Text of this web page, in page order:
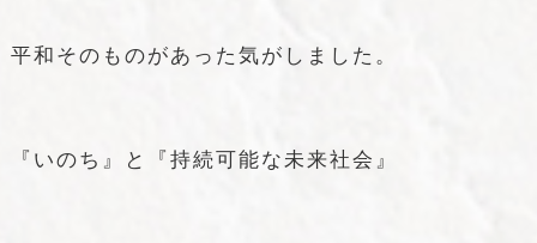
平和そのものがあった気がしました。
『いのち』と『持続可能な未来社会』